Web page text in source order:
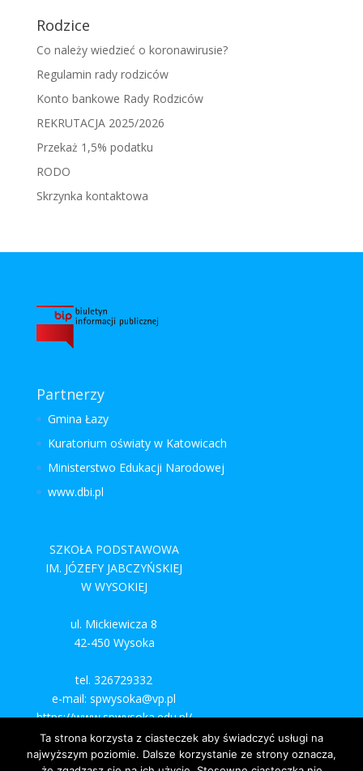
Rodzice
Co należy wiedzieć o koronawirusie?
Regulamin rady rodziców
Konto bankowe Rady Rodziców
REKRUTACJA 2025/2026
Przekaż 1,5% podatku
RODO
Skrzynka kontaktowa
Partnerzy
Gmina Łazy
Kuratorium oświaty w Katowicach
Ministerstwo Edukacji Narodowej
www.dbi.pl
SZKOŁA PODSTAWOWA
IM. JÓZEFY JABCZYŃSKIEJ
W WYSOKIEJ
ul. Mickiewicza 8
42-450 Wysoka
tel. 326729332
e-mail: spwysoka@vp.pl
https://www.spwysoka.edu.pl/
Ta strona korzysta z ciasteczek aby świadczyć usługi na
najwyższym poziomie. Dalsze korzystanie ze strony oznacza,